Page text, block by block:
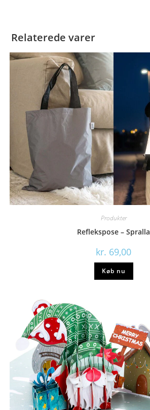
Relaterede varer
Produkter
Reflekspose – Spralla
kr. 69,00
Køb nu